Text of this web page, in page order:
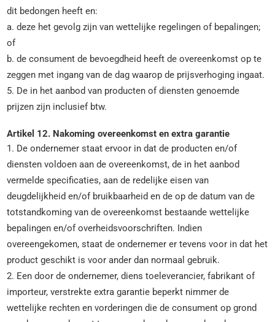
dit bedongen heeft en:
a. deze het gevolg zijn van wettelijke regelingen of bepalingen;
of
b. de consument de bevoegdheid heeft de overeenkomst op te
zeggen met ingang van de dag waarop de prijsverhoging ingaat.
5. De in het aanbod van producten of diensten genoemde
prijzen zijn inclusief btw.
Artikel 12. Nakoming overeenkomst en extra garantie
1. De ondernemer staat ervoor in dat de producten en/of
diensten voldoen aan de overeenkomst, de in het aanbod
vermelde specificaties, aan de redelijke eisen van
deugdelijkheid en/of bruikbaarheid en de op de datum van de
totstandkoming van de overeenkomst bestaande wettelijke
bepalingen en/of overheidsvoorschriften. Indien
overeengekomen, staat de ondernemer er tevens voor in dat het
product geschikt is voor ander dan normaal gebruik.
2. Een door de ondernemer, diens toeleverancier, fabrikant of
importeur, verstrekte extra garantie beperkt nimmer de
wettelijke rechten en vorderingen die de consument op grond